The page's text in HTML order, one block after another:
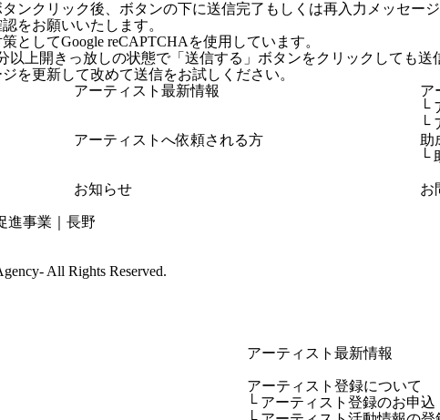
ンクリック後、ボタンの下に送信完了もしくは再入力メッセージ
をお願いいたします。
としてGoogle reCAPTCHAを使用しています。
上開きっ放しの状態で「送信する」ボタンをクリックしても送
を更新して改めて送信をお試しください。
アーティスト最新情報
ア
└
└
アーティストへ依頼される方
助
└
お知らせ
お
All Rights Reserved.
アーティスト最新情報
アーティスト登録について
└ アーティスト登録のお申込